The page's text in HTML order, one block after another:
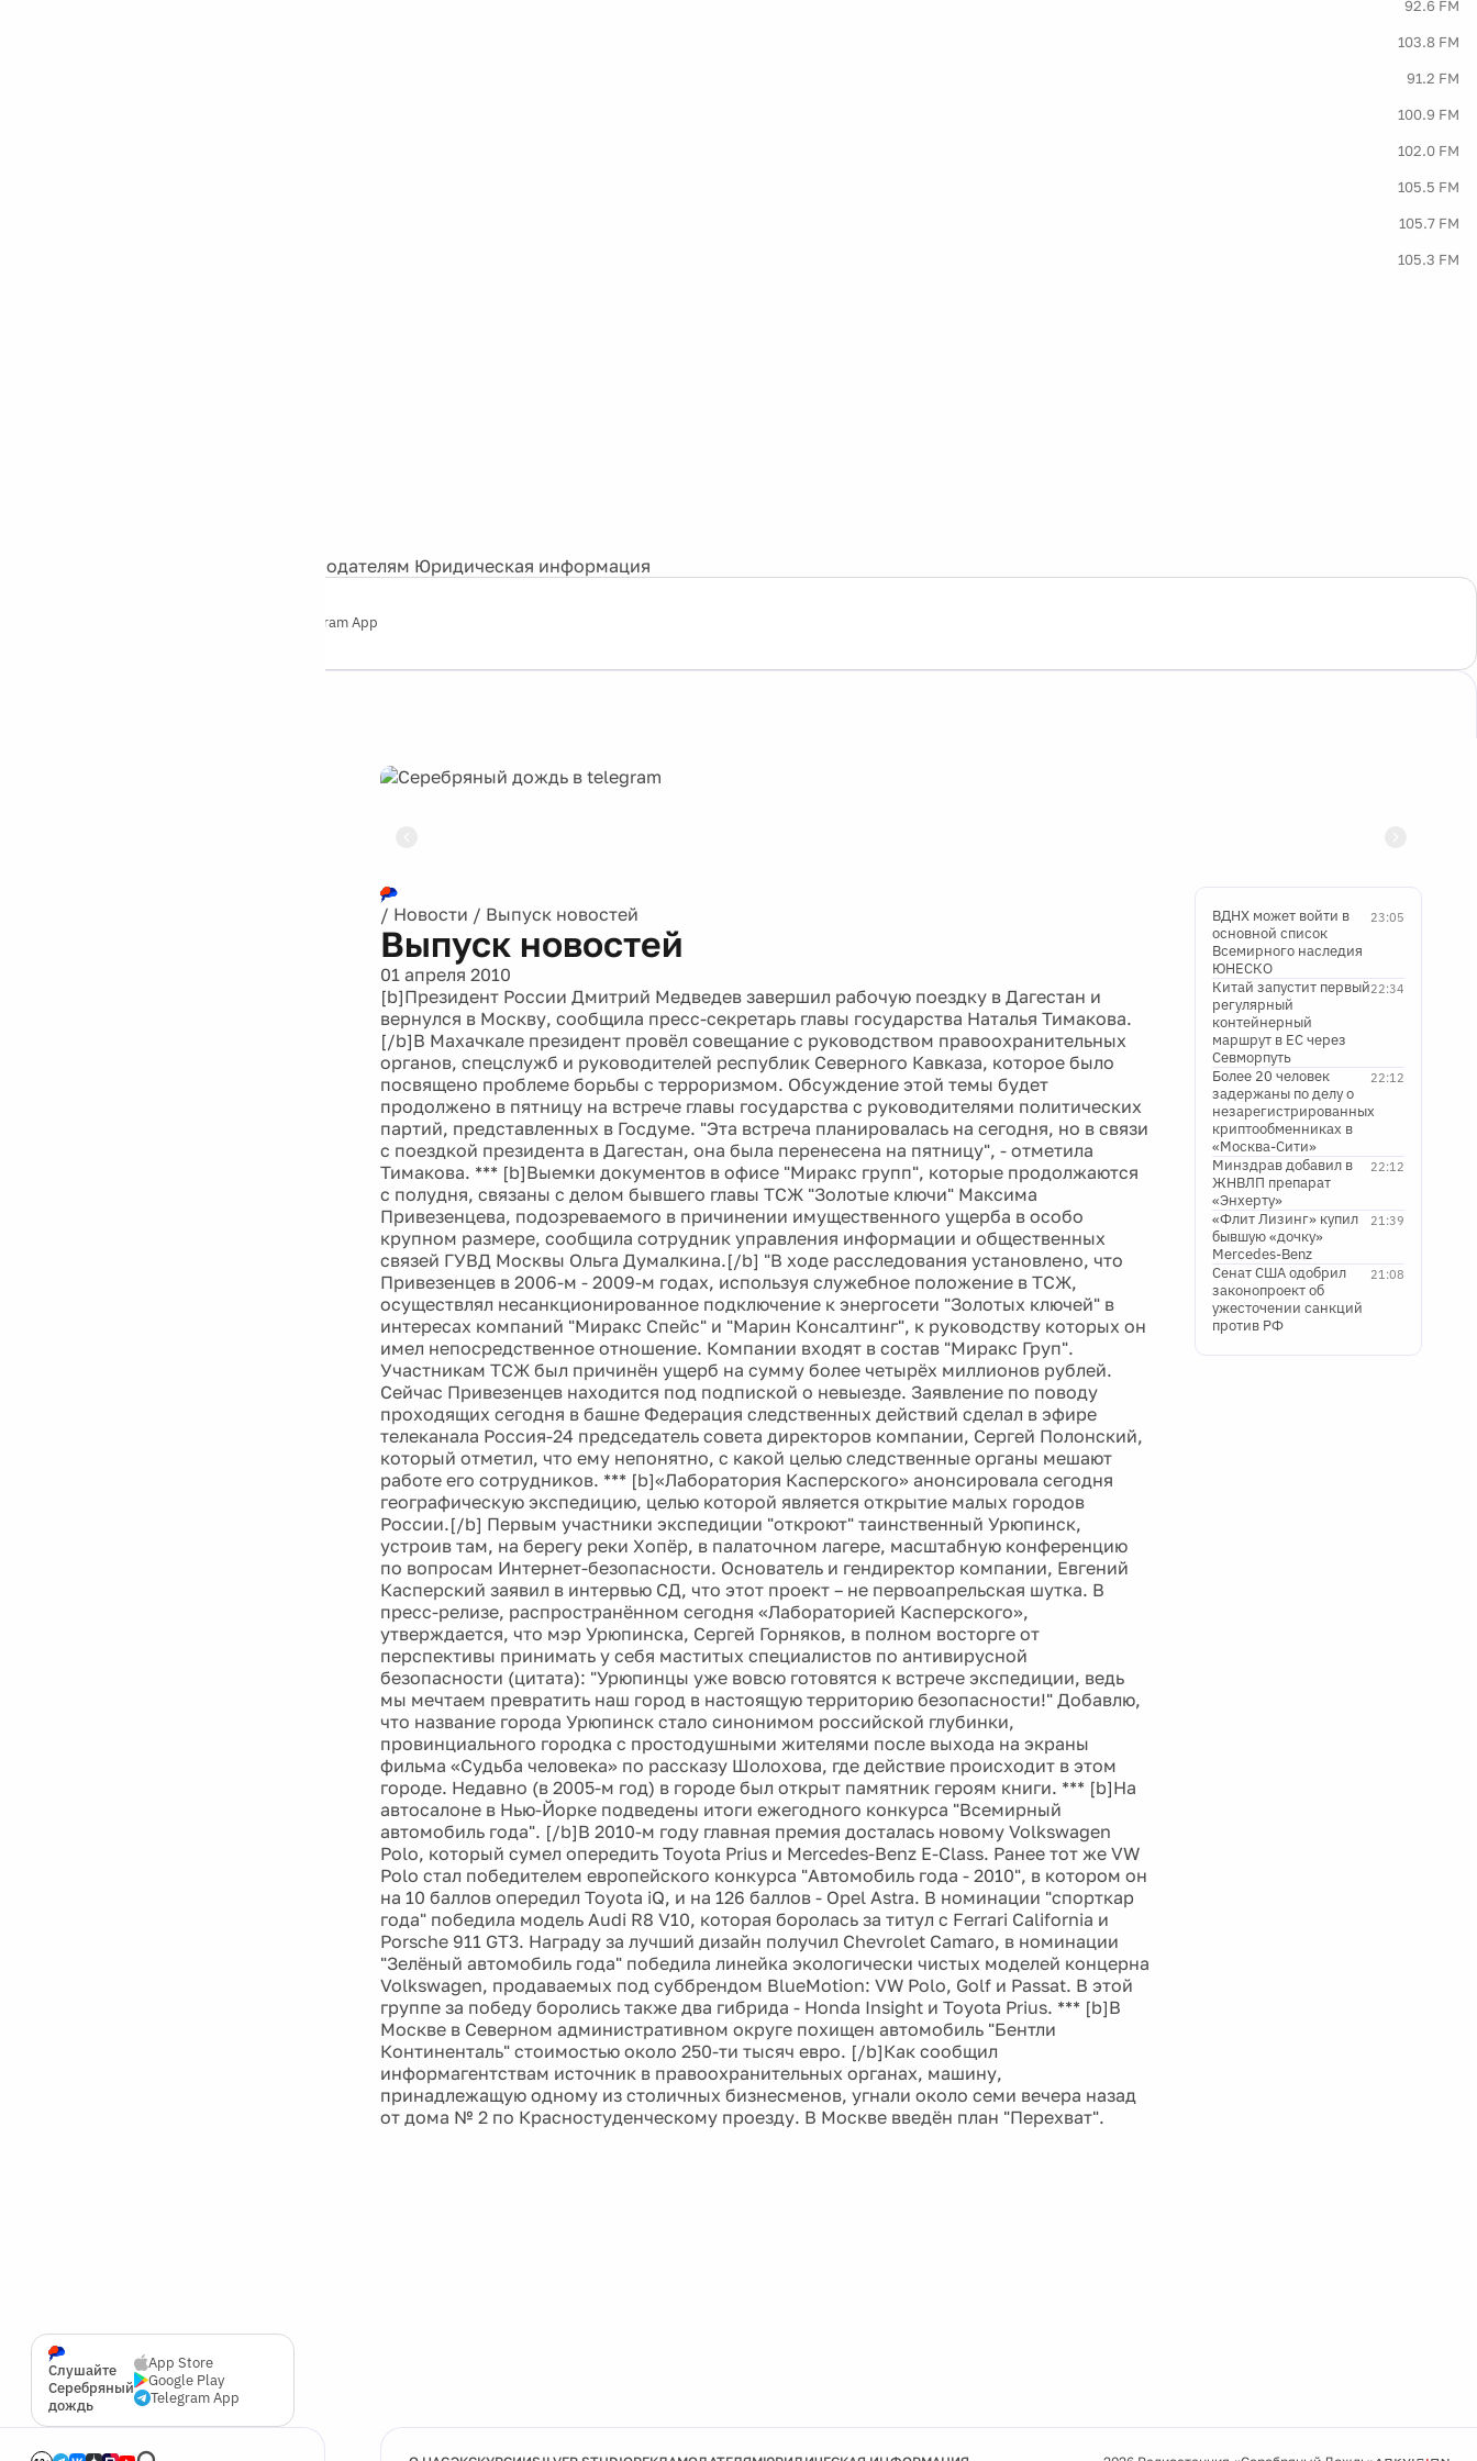
92.6 FM
103.8 FM
91.2 FM
100.9 FM
102.0 FM
105.5 FM
105.7 FM
105.3 FM
Рекламодателям Юридическая информация
Telegram App
Слушайте
Серебряный
дождь
App Store
Google Play
Telegram App
/ Новости / Выпуск новостей
Выпуск новостей
01 апреля 2010
[b]Президент России Дмитрий Медведев завершил рабочую поездку в Дагестан и
вернулся в Москву, сообщила пресс-секретарь главы государства Наталья Тимакова.
[/b]В Махачкале президент провёл совещание с руководством правоохранительных
органов, спецслужб и руководителей республик Северного Кавказа, которое было
посвящено проблеме борьбы с терроризмом. Обсуждение этой темы будет
продолжено в пятницу на встрече главы государства с руководителями политических
партий, представленных в Госдуме. "Эта встреча планировалась на сегодня, но в связи
с поездкой президента в Дагестан, она была перенесена на пятницу", - отметила
Тимакова. *** [b]Выемки документов в офисе "Миракс групп", которые продолжаются
с полудня, связаны с делом бывшего главы ТСЖ "Золотые ключи" Максима
Привезенцева, подозреваемого в причинении имущественного ущерба в особо
крупном размере, сообщила сотрудник управления информации и общественных
связей ГУВД Москвы Ольга Думалкина.[/b] "В ходе расследования установлено, что
Привезенцев в 2006-м - 2009-м годах, используя служебное положение в ТСЖ,
осуществлял несанкционированное подключение к энергосети "Золотых ключей" в
интересах компаний "Миракс Спейс" и "Марин Консалтинг", к руководству которых он
имел непосредственное отношение. Компании входят в состав "Миракс Груп".
Участникам ТСЖ был причинён ущерб на сумму более четырёх миллионов рублей.
Сейчас Привезенцев находится под подпиской о невыезде. Заявление по поводу
проходящих сегодня в башне Федерация следственных действий сделал в эфире
телеканала Россия-24 председатель совета директоров компании, Сергей Полонский,
который отметил, что ему непонятно, с какой целью следственные органы мешают
работе его сотрудников. *** [b]«Лаборатория Касперского» анонсировала сегодня
географическую экспедицию, целью которой является открытие малых городов
России.[/b] Первым участники экспедиции "откроют" таинственный Урюпинск,
устроив там, на берегу реки Хопёр, в палаточном лагере, масштабную конференцию
по вопросам Интернет-безопасности. Основатель и гендиректор компании, Евгений
Касперский заявил в интервью СД, что этот проект – не первоапрельская шутка. В
пресс-релизе, распространённом сегодня «Лабораторией Касперского»,
утверждается, что мэр Урюпинска, Сергей Горняков, в полном восторге от
перспективы принимать у себя маститых специалистов по антивирусной
безопасности (цитата): "Урюпинцы уже вовсю готовятся к встрече экспедиции, ведь
мы мечтаем превратить наш город в настоящую территорию безопасности!" Добавлю,
что название города Урюпинск стало синонимом российской глубинки,
провинциального городка с простодушными жителями после выхода на экраны
фильма «Судьба человека» по рассказу Шолохова, где действие происходит в этом
городе. Недавно (в 2005-м год) в городе был открыт памятник героям книги. *** [b]На
автосалоне в Нью-Йорке подведены итоги ежегодного конкурса "Всемирный
автомобиль года". [/b]В 2010-м году главная премия досталась новому Volkswagen
Polo, который сумел опередить Toyota Prius и Mercedes-Benz E-Class. Ранее тот же VW
Polo стал победителем европейского конкурса "Автомобиль года - 2010", в котором он
на 10 баллов опередил Toyota iQ, и на 126 баллов - Opel Astra. В номинации "спорткар
года" победила модель Audi R8 V10, которая боролась за титул с Ferrari California и
Porsche 911 GT3. Награду за лучший дизайн получил Chevrolet Camaro, в номинации
"Зелёный автомобиль года" победила линейка экологически чистых моделей концерна
Volkswagen, продаваемых под суббрендом BlueMotion: VW Polo, Golf и Passat. В этой
группе за победу боролись также два гибрида - Honda Insight и Toyota Prius. *** [b]В
Москве в Северном административном округе похищен автомобиль "Бентли
Континенталь" стоимостью около 250-ти тысяч евро. [/b]Как сообщил
информагентствам источник в правоохранительных органах, машину,
принадлежащую одному из столичных бизнесменов, угнали около семи вечера назад
от дома № 2 по Красностуденческому проезду. В Москве введён план "Перехват".
23:05
ВДНХ может войти в
основной список
Всемирного наследия
ЮНЕСКО
22:34
Китай запустит первый
регулярный
контейнерный
маршрут в ЕС через
Севморпуть
22:12
Более 20 человек
задержаны по делу о
незарегистрированных
криптообменниках в
«Москва-Сити»
22:12
Минздрав добавил в
ЖНВЛП препарат
«Энхерту»
21:39
«Флит Лизинг» купил
бывшую «дочку»
Mercedes-Benz
21:08
Сенат США одобрил
законопроект об
ужесточении санкций
против РФ